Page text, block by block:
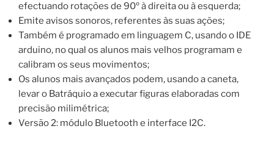
efectuando rotações de 90º à direita ou à esquerda;
Emite avisos sonoros, referentes às suas ações;
Também é programado em linguagem C, usando o IDE
arduino, no qual os alunos mais velhos programam e
calibram os seus movimentos;
Os alunos mais avançados podem, usando a caneta,
levar o Batráquio a executar figuras elaboradas com
precisão milimétrica;
Versão 2: módulo Bluetooth e interface I2C.